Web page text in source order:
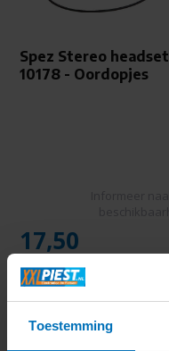
Toestemming
Spez Stereo headset
10178 - Oordopjes
17,50